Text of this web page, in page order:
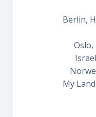
Berlin,
Oslo,
My